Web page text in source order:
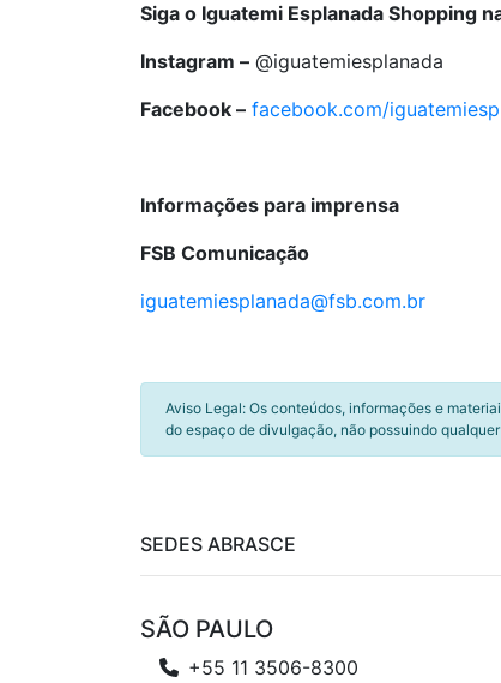
Siga o Iguatemi Esplanada Shopping
Instagram – @iguatemiesplanada
Facebook – facebook.com/
Informações para imprensa
FSB Comunicação
iguatemiesplanada@fsb.com.br
Aviso Legal: Os conteúdos, informações e
do espaço de divulgação, não possuindo
SEDES ABRASCE
SÃO PAULO
+55 11 3506-8300